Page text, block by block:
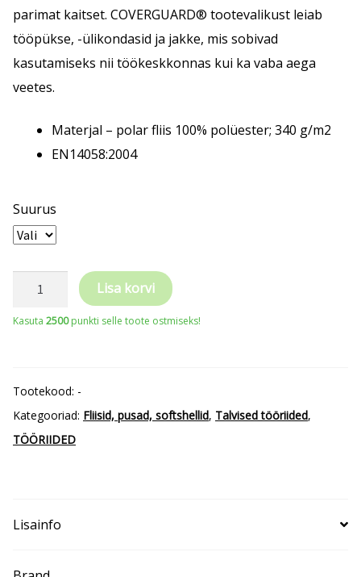
parimat kaitset. COVERGUARD® tootevalikust leiab
tööpükse, -ülikondasid ja jakke, mis sobivad
kasutamiseks nii töökeskkonnas kui ka vaba aega
veetes.
Materjal – polar fliis 100% polüester; 340 g/m2
EN14058:2004
Suurus
COVERGUARD Lisa korvi
Kasuta 2500punkti selle toote ostmiseks!
Tootekood: -
Kategooriad: Fliisid, pusad, softshellid, Talvised tööriided,
TÖÖRIIDED
Lisainfo